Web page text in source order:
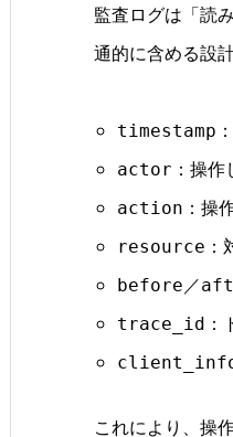
監査ログは「読
通的に含める設
timestamp
actor ：操
action ：操
resource
before ／
trace_id
これにより、操